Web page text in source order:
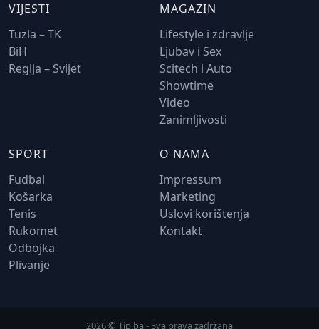
VIJESTI
Tuzla – TK
BiH
Regija – Svijet
MAGAZIN
Lifestyle i zdravlje
Ljubav i Sex
Scitech i Auto
Showtime
Video
Zanimljivosti
SPORT
Fudbal
Košarka
Tenis
Rukomet
Odbojka
Plivanje
O NAMA
Impressum
Marketing
Uslovi korištenja
Kontakt
2026 © Tip.ba - Sva prava zadržana